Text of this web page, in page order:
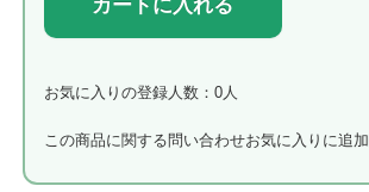
カートに入れる
お気に入りの登録人数：0人
この商品に関する問い合わせお気に入りに追加